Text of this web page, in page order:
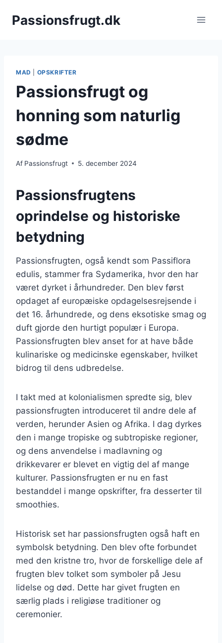
Passionsfrugt.dk
MAD OPSKRIFTER
Passionsfrugt og
honning som naturlig
sødme
Af Passionsfrugt 5. december 2024
Passionsfrugtens
oprindelse og historiske
betydning
Passionsfrugten, også kendt som Passiflora
edulis, stammer fra Sydamerika, hvor den har
været dyrket i århundreder. Den blev først
opdaget af europæiske opdagelsesrejsende i
det 16. århundrede, og dens eksotiske smag og
duft gjorde den hurtigt populær i Europa.
Passionsfrugten blev anset for at have både
kulinariske og medicinske egenskaber, hvilket
bidrog til dens udbredelse.
I takt med at kolonialismen spredte sig, blev
passionsfrugten introduceret til andre dele af
verden, herunder Asien og Afrika. I dag dyrkes
den i mange tropiske og subtropiske regioner,
og dens anvendelse i madlavning og
drikkevarer er blevet en vigtig del af mange
kulturer. Passionsfrugten er nu en fast
bestanddel i mange opskrifter, fra desserter til
smoothies.
Historisk set har passionsfrugten også haft en
symbolsk betydning. Den blev ofte forbundet
med den kristne tro, hvor de forskellige dele af
frugten blev tolket som symboler på Jesu
lidelse og død. Dette har givet frugten en
særlig plads i religiøse traditioner og
ceremonier.